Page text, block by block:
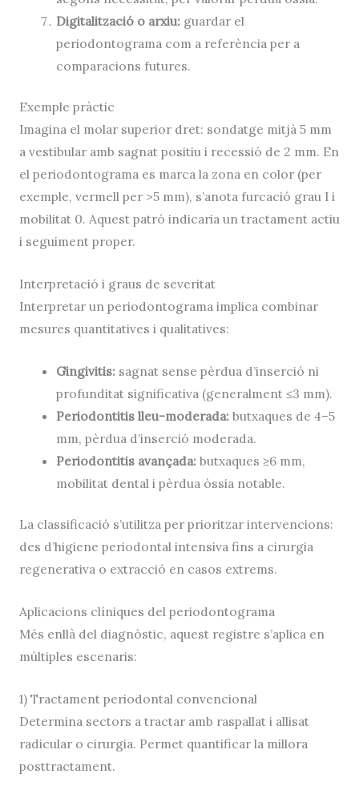
Digitalització o arxiu: guardar el
periodontograma com a referència per a
comparacions futures.
Exemple pràctic
Imagina el molar superior dret: sondatge mitjà 5 mm
a vestibular amb sagnat positiu i recessió de 2 mm. En
el periodontograma es marca la zona en color (per
exemple, vermell per >5 mm), s’anota furcació grau I i
mobilitat 0. Aquest patró indicaria un tractament actiu
i seguiment proper.
Interpretació i graus de severitat
Interpretar un periodontograma implica combinar
mesures quantitatives i qualitatives:
Gingivitis: sagnat sense pèrdua d’inserció ni
profunditat significativa (generalment ≤3 mm).
Periodontitis lleu-moderada: butxaques de 4–5
mm, pèrdua d’inserció moderada.
Periodontitis avançada: butxaques ≥6 mm,
mobilitat dental i pèrdua òssia notable.
La classificació s’utilitza per prioritzar intervencions:
des d’higiene periodontal intensiva fins a cirurgia
regenerativa o extracció en casos extrems.
Aplicacions clíniques del periodontograma
Més enllà del diagnòstic, aquest registre s’aplica en
múltiples escenaris:
1) Tractament periodontal convencional
Determina sectors a tractar amb raspallat i allisat
radicular o cirurgia. Permet quantificar la millora
posttractament.